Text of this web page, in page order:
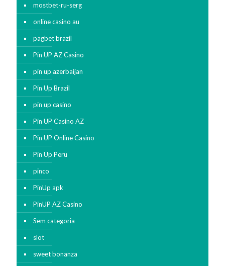
mostbet-ru-serg
online casino au
pagbet brazil
Pin UP AZ Casino
pin up azerbaijan
Pin Up Brazil
pin up casino
Pin UP Casino AZ
Pin UP Online Casino
Pin Up Peru
pinco
PinUp apk
PinUP AZ Casino
Sem categoria
slot
sweet bonanza